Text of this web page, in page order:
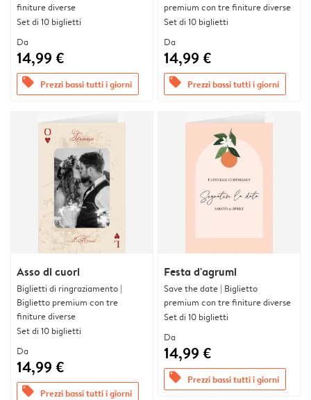
finiture diverse
Set di 10 biglietti
Da
14,99 €
offers Prezzi bassi tutti i giorni
premium con tre finiture diverse
Set di 10 biglietti
Da
14,99 €
offers Prezzi bassi tutti i giorni
Asso di cuori
Biglietti di ringraziamento |
Biglietto premium con tre
finiture diverse
Set di 10 biglietti
Da
14,99 €
offers Prezzi bassi tutti i giorni
Festa d'agrumi
Save the date | Biglietto
premium con tre finiture diverse
Set di 10 biglietti
Da
14,99 €
offers Prezzi bassi tutti i giorni